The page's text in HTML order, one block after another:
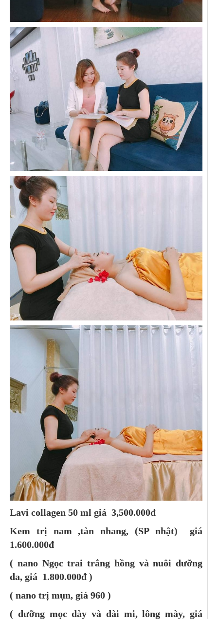
Lavi collagen 50 ml giá 3,500.000đ
Kem trị nam ,tàn nhang, (SP nhật) giá
1.600.000đ
( nano Ngọc trai trắng hồng và nuôi dưỡng
da, giá 1.800.000đ )
( nano trị mụn, giá 960 )
( dưỡng mọc dày và dài mi, lông mày, giá